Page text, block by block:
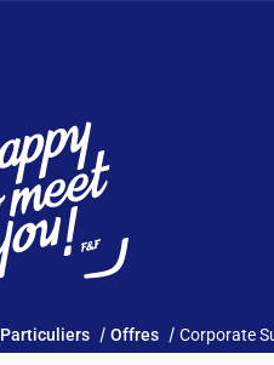
Particuliers Offres Corporate